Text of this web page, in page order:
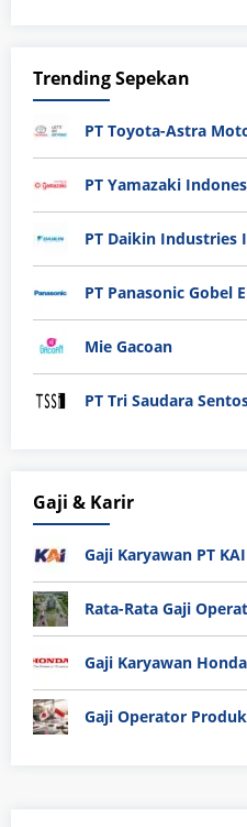
Trending Sepekan
PT Toyota-Astra
PT Yamazaki
PT Daikin Industries
PT Panasonic Gobel
Mie Gacoan
PT Tri Saudara
Gaji & Karir